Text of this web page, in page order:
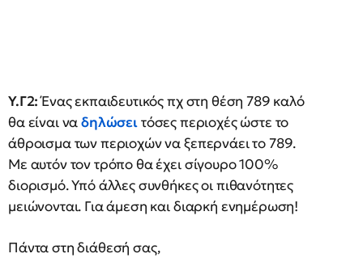
Υ.Γ2:Ένας εκπαιδευτικός πχ στη θέση 789 καλό
θα είναι ναδηλώσειτόσες περιοχές ώστε το
άθροισμα των περιοχών να ξεπερνάει το 789.
Με αυτόν τον τρόπο θα έχει σίγουρο 100%
διορισμό. Υπό άλλες συνθήκες οι πιθανότητες
μειώνονται. Για άμεση και διαρκή ενημέρωση!
Πάντα στη διάθεσή σας,